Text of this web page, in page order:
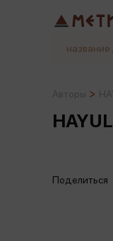
HAYUL
Поделиться